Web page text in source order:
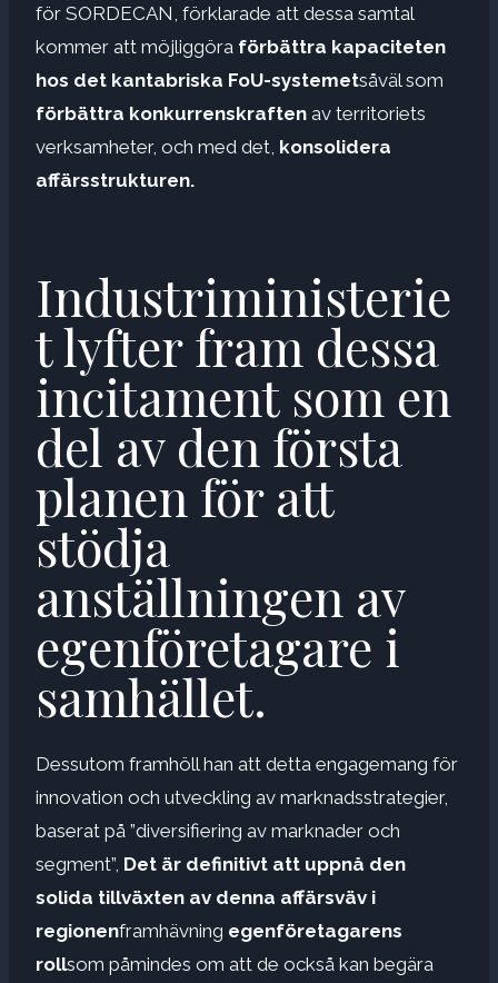
för SORDECAN, förklarade att dessa samtal
kommer att möjliggöra förbättra kapaciteten
hos det kantabriska FoU-systemetsåväl som
förbättra konkurrenskraften av territoriets
verksamheter, och med det, konsolidera
affärsstrukturen.
Industriministerie
t lyfter fram dessa
incitament som en
del av den första
planen för att
stödja
anställningen av
egenföretagare i
samhället.
Dessutom framhöll han att detta engagemang för
innovation och utveckling av marknadsstrategier,
baserat på ”diversifiering av marknader och
segment”, Det är definitivt att uppnå den
solida tillväxten av denna affärsväv i
regionenframhävning egenföretagarens
rollsom påmindes om att de också kan begära